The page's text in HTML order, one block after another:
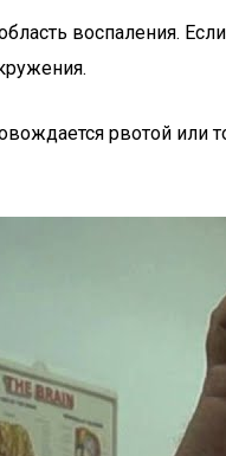
воспаления.
рвотой